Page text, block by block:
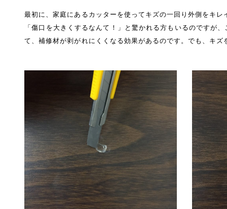
最初に、家庭にあるカッターを使ってキズの一回り外側をキ
「傷口を大きくするなんて！」と驚かれる方もいるのですが
て、補修材が剥がれにくくなる効果があるのです。でも、キ